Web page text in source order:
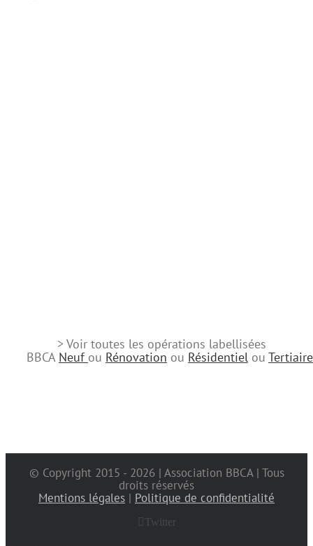
> Voir toutes les opérations labellisées
BBCA Neuf ou Rénovation ou Résidentielou Tertiaire
© Copyright 2015 - 2026 | Association BBCA | Tous
droits réservés
Mentions légales | Politique de confidentialité
Twitter